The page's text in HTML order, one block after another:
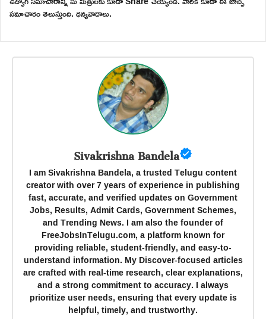
సమాచారం తెలుస్తుంది. ధన్యవాదాలు.
Sivakrishna Bandela
I am Sivakrishna Bandela, a trusted Telugu content
creator with over 7 years of experience in publishing
fast, accurate, and verified updates on Government
Jobs, Results, Admit Cards, Government Schemes,
and Trending News. I am also the founder of
FreeJobsInTelugu.com, a platform known for
providing reliable, student-friendly, and easy-to-
understand information. My Discover-focused articles
are crafted with real-time research, clear explanations,
and a strong commitment to accuracy. I always
prioritize user needs, ensuring that every update is
helpful, timely, and trustworthy.